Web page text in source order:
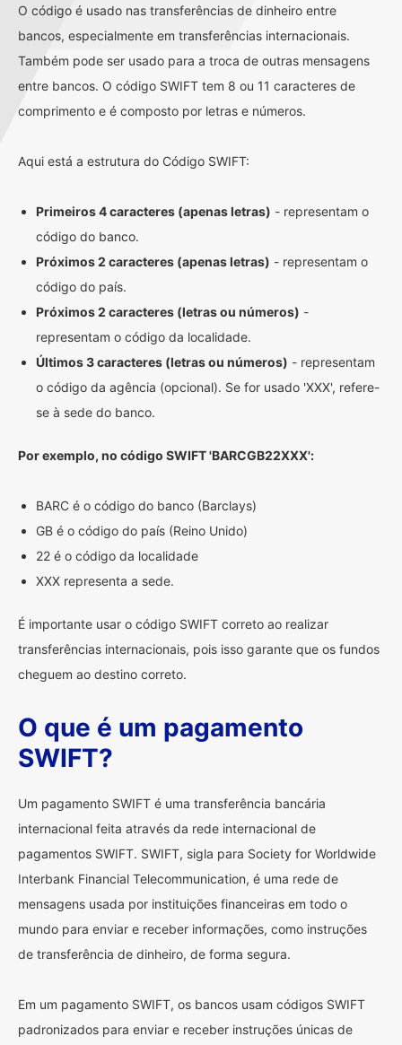
O código é usado nas transferências de dinheiro entre
bancos, especialmente em transferências internacionais.
Também pode ser usado para a troca de outras mensagens
entre bancos. O código SWIFT tem 8 ou 11 caracteres de
comprimento e é composto por letras e números.
Aqui está a estrutura do Código SWIFT:
Primeiros 4 caracteres (apenas letras) - representam o
código do banco.
Próximos 2 caracteres (apenas letras) - representam o
código do país.
Próximos 2 caracteres (letras ou números) -
representam o código da localidade.
Últimos 3 caracteres (letras ou números) - representam
o código da agência (opcional). Se for usado 'XXX', refere-
se à sede do banco.
Por exemplo, no código SWIFT 'BARCGB22XXX':
BARC é o código do banco (Barclays)
GB é o código do país (Reino Unido)
22 é o código da localidade
XXX representa a sede.
É importante usar o código SWIFT correto ao realizar
transferências internacionais, pois isso garante que os fundos
cheguem ao destino correto.
O que é um pagamento
SWIFT?
Um pagamento SWIFT é uma transferência bancária
internacional feita através da rede internacional de
pagamentos SWIFT. SWIFT, sigla para Society for Worldwide
Interbank Financial Telecommunication, é uma rede de
mensagens usada por instituições financeiras em todo o
mundo para enviar e receber informações, como instruções
de transferência de dinheiro, de forma segura.
Em um pagamento SWIFT, os bancos usam códigos SWIFT
padronizados para enviar e receber instruções únicas de